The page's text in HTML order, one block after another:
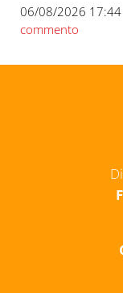
06/08/2026 17:44
commento